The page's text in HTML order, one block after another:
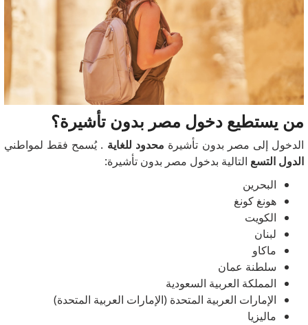
من يستطيع دخول مصر بدون تأشيرة؟
الدخول إلى مصر بدون تأشيرة محدود للغاية . يُسمح فقط لمواطني
الدول التسع التالية بدخول مصر بدون تأشيرة:
البحرين
هونغ كونغ
الكويت
لبنان
ماكاو
سلطنة عمان
المملكة العربية السعودية
الإمارات العربية المتحدة (الإمارات العربية المتحدة)
ماليزيا